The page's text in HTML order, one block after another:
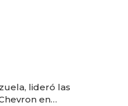
lideró las
en